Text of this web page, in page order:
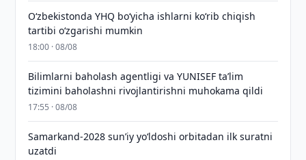
O‘zbekistonda YHQ bo‘yicha ishlarni ko‘rib chiqish
tartibi o‘zgarishi mumkin
18:00 · 08/08
Bilimlarni baholash agentligi va YUNISEF taʼlim
tizimini baholashni rivojlantirishni muhokama qildi
17:55 · 08/08
Samarkand-2028 sunʼiy yo‘ldoshi orbitadan ilk suratni
uzatdi